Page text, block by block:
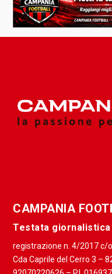
CAMPANIA
Testata giornalistica
registrazione n. 4/2017 c/
Cda Caprile del Cerro 3 –